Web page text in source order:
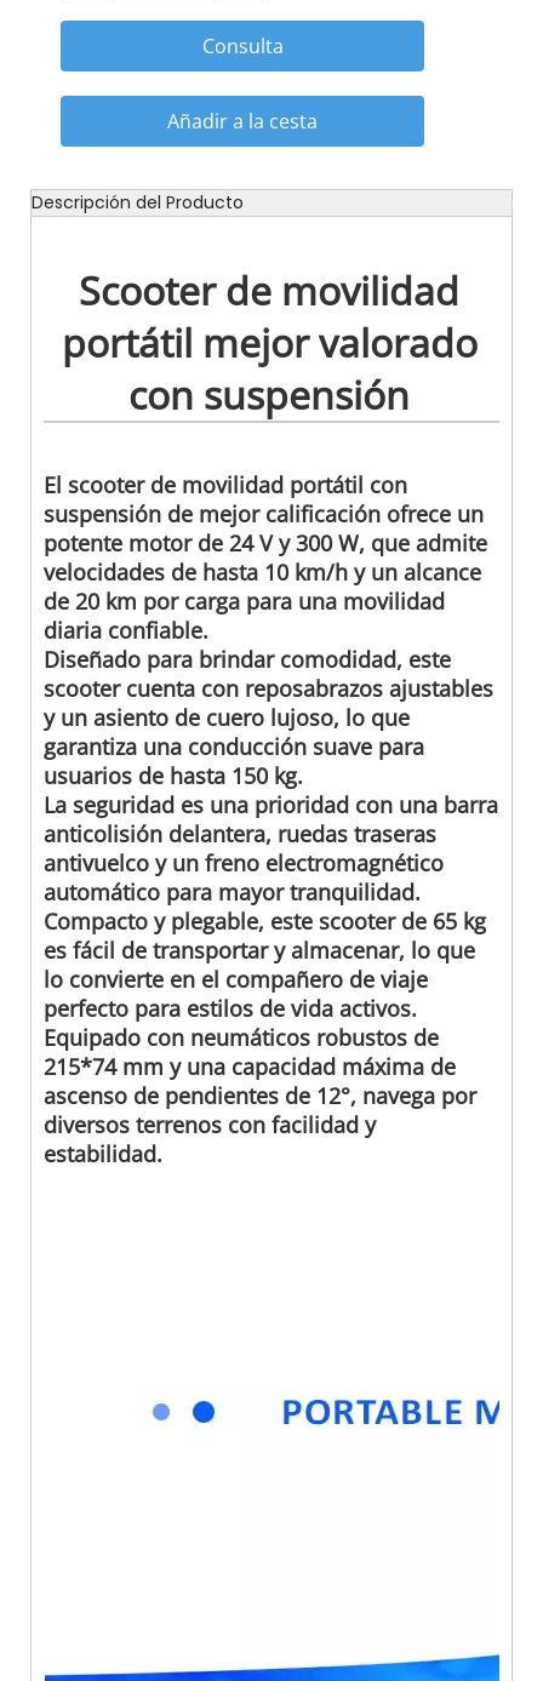
Consulta
Añadir a la cesta
Descripción del Producto
Scooter de movilidad
portátil mejor valorado
con suspensión
El scooter de movilidad portátil con
suspensión de mejor calificación ofrece un
potente motor de 24 V y 300 W, que admite
velocidades de hasta 10 km/h y un alcance
de 20 km por carga para una movilidad
diaria confiable.
Diseñado para brindar comodidad, este
scooter cuenta con reposabrazos ajustables
y un asiento de cuero lujoso, lo que
garantiza una conducción suave para
usuarios de hasta 150 kg.
La seguridad es una prioridad con una barra
anticolisión delantera, ruedas traseras
antivuelco y un freno electromagnético
automático para mayor tranquilidad.
Compacto y plegable, este scooter de 65 kg
es fácil de transportar y almacenar, lo que
lo convierte en el compañero de viaje
perfecto para estilos de vida activos.
Equipado con neumáticos robustos de
215*74 mm y una capacidad máxima de
ascenso de pendientes de 12°, navega por
diversos terrenos con facilidad y
estabilidad.